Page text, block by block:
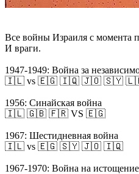
Все войны Израиля с момента
И враги.
1947-1949: Война за
🇮🇱 vs 🇪🇬 🇮🇶 🇯🇴 🇸🇾
1956: Синайская война
🇮🇱 🇬🇧 🇫🇷 VS 🇪🇬
1967: Шестидневная война
🇮🇱 vs 🇪🇬 🇸🇾 🇯🇴 🇮🇶
1967-1970: Война на истощение